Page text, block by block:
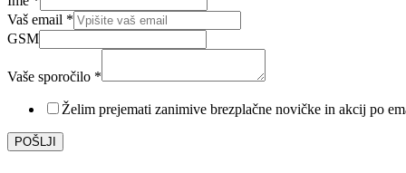
Vaš email *
GSM
Vaš
GSM
Vaše sporočilo *
Želim prejemati zanimive brezplačne novičke in akcij po
POŠLJI